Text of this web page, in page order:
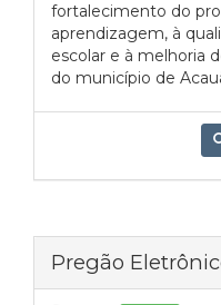
fortalecimento do
aprendizagem, à
escolar e à melhoria
do município de
Pregão